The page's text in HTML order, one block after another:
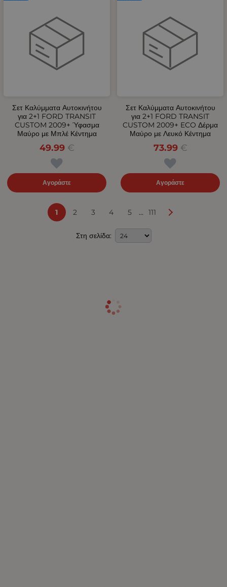
Σετ Καλύμματα Αυτοκινήτου
για 2+1 FORD TRANSIT
CUSTOM 2009+ Ύφασμα
Μαύρο με Μπλέ Κέντημα
49.99 €
Αγοράστε
Σετ Καλύμματα Αυτοκινήτου
για 2+1 FORD TRANSIT
CUSTOM 2009+ ECO Δέρμα
Μαύρο με Λευκό Κέντημα
73.99 €
Αγοράστε
1 2 3 4 5 ... 111
Στη σελίδα: